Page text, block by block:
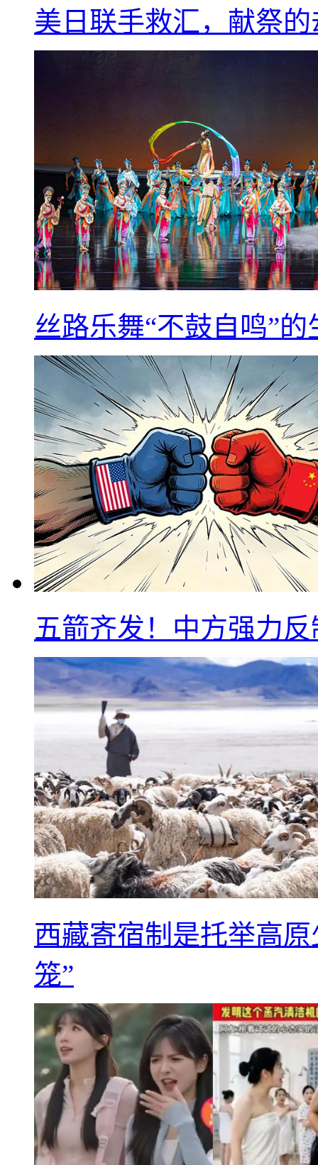
美日联手救汇，献祭
丝路乐舞“不鼓自鸣”
五箭齐发！中方强力
西藏寄宿制是托举高
笼”